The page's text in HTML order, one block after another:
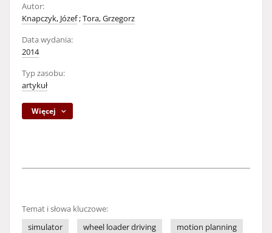
Autor:
Knapczyk, Józef;Tora, Grzegorz
Data wydania:
2014
Typ zasobu:
artykuł
Więcej
Temat i słowa kluczowe:
simulator
wheel loader driving motion planning